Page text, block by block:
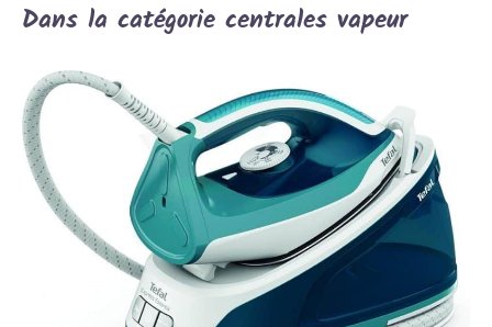
Dans la catégorie centrales vapeur